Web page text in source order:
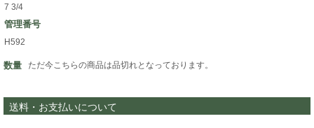
7 3/4
管理番号
H592
数量 ただ今こちらの商品は品切れとなっております。
送料・お支払いについて